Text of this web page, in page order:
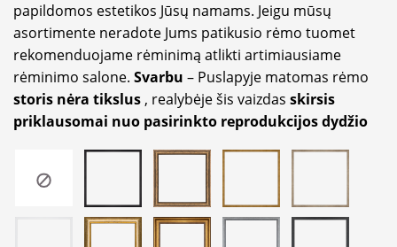
papildomos estetikos Jūsų namams. Jeigu mūsų
asortimente neradote Jums patikusio rėmo tuomet
rekomenduojame rėminimą atlikti artimiausiame
rėminimo salone. Svarbu – Puslapyje matomas rėmo
storis nėra tikslus, realybėje šis vaizdas skirsis
priklausomai nuo pasirinkto reprodukcijos dydžio